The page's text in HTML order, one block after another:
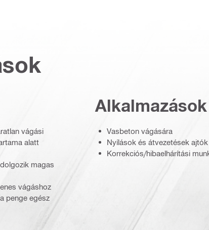
vágási
alatt
magas
vágáshoz
penge egész
Alkalmazások
Vasbeton vágására
Nyílások és átvezetések
Korrekciós/hibaelhárítási